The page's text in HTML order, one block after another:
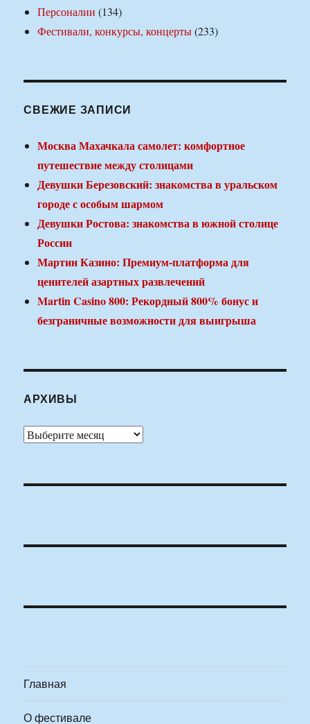
Персоналии (134)
Фестивали, конкурсы, концерты(233)
СВЕЖИЕ ЗАПИСИ
Москва Махачкала самолет: комфортное
путешествие между столицами
Девушки Березовский: знакомства в уральском
городе с особым шармом
Девушки Ростова: знакомства в южной столице
России
Мартин Казино: Премиум-платформа для
ценителей азартных развлечений
Martin Casino 800: Рекордный 800% бонус и
безграничные возможности для выигрыша
АРХИВЫ
Архивы
Главная
О фестивале